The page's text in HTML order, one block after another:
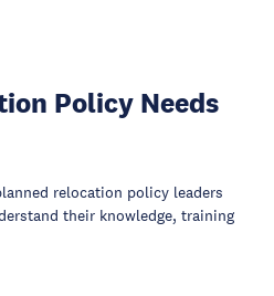
Policy Needs
relocation policy leaders
their knowledge, training